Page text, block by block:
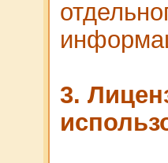
3.